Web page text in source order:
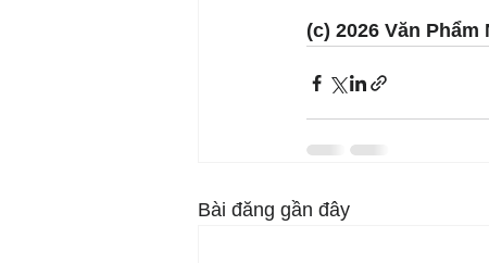
(c) 2026 Văn
Bài đăng gần đây